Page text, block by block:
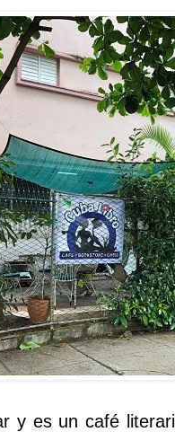
y es un café